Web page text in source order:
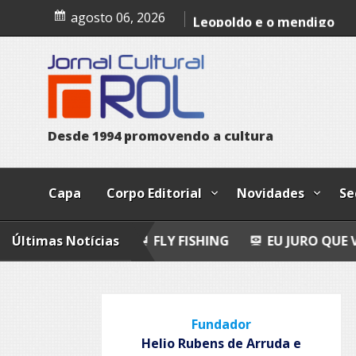
content
agosto 06, 2026
Epitafio
Leopoldo e o mendigo
Dia Internacional dos
Desde1994 promovendo a cultura
Capa Corpo Editorial Novidades
Últimas Notícias
FLY FISHING EU JURO QUE VI!
Fundador
Helio Rubens de Arruda e